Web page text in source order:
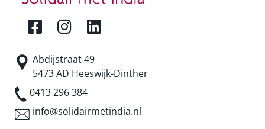
Abdijstraat 49
5473 AD Heeswijk-Dinther
0413 296 384
info@solidairmetindia.nl